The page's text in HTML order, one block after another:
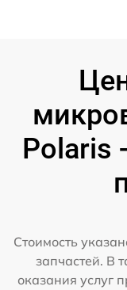
Polaris
Стоимость
запчастей. В
оказания услуг